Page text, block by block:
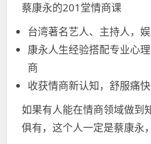
雅
付
课
蔡康永的201堂情商课
台湾著名艺人、主持人，
康永人生经验搭配专业心
商
收获情商新认知，舒服痛
如果有人能在情商领域做到
俱有，这个人一定是蔡康永